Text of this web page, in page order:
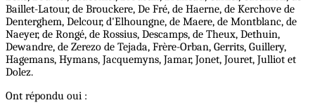
Baillet-Latour, de Brouckere, De Fré, de Haerne, de Kerchove de
Denterghem, Delcour, d'Elhoungne, de Maere, de Montblanc, de
Naeyer, de Rongé, de Rossius, Descamps, de Theux, Dethuin,
Dewandre, de Zerezo de Tejada, Frère-Orban, Gerrits, Guillery,
Hagemans, Hymans, Jacquemyns, Jamar, Jonet, Jouret, Julliot et
Dolez.
Ont répondu oui :